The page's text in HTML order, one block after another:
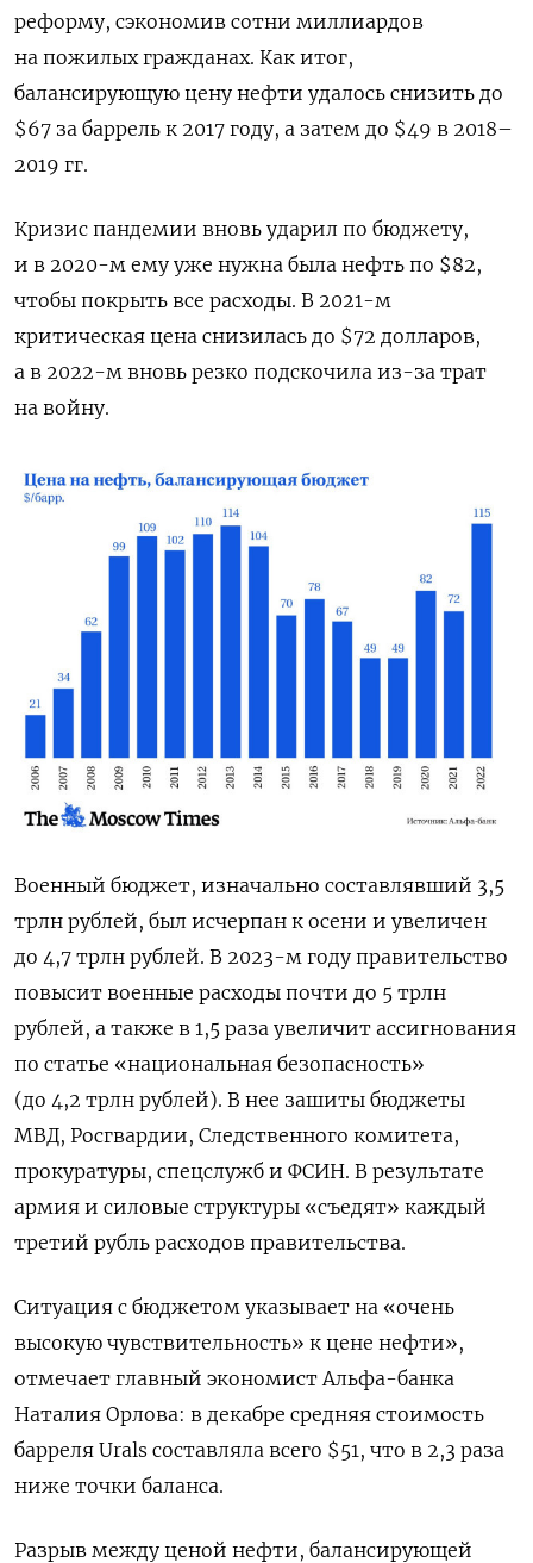
реформу, сэкономив сотни миллиардов
на пожилых гражданах. Как итог,
балансирующую цену нефти удалось снизить до
$67 за баррель к 2017 году, а затем до $49 в 2018–
2019 гг.
Кризис пандемии вновь ударил по бюджету,
и в 2020-м ему уже нужна была нефть по $82,
чтобы покрыть все расходы. В 2021-м
критическая цена снизилась до $72 долларов,
а в 2022-м вновь резко подскочила из-за трат
на войну.
Военный бюджет, изначально составлявший 3,5
трлн рублей, был исчерпан к осени и увеличен
до 4,7 трлн рублей. В 2023-м году правительство
повысит военные расходы почти до 5 трлн
рублей, а также в 1,5 раза увеличит ассигнования
по статье «национальная безопасность»
(до 4,2 трлн рублей). В нее зашиты бюджеты
МВД, Росгвардии, Следственного комитета,
прокуратуры, спецслужб и ФСИН. В результате
армия и силовые структуры «съедят» каждый
третий рубль расходов правительства.
Ситуация с бюджетом указывает на «очень
высокую чувствительность» к цене нефти»,
отмечает главный экономист Альфа-банка
Наталия Орлова: в декабре средняя стоимость
барреля Urals составляла всего $51, что в 2,3 раза
ниже точки баланса.
Разрыв между ценой нефти, балансирующей